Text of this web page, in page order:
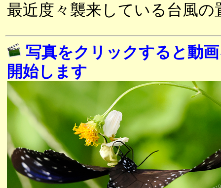
最近度々襲来している台風
写真をクリックすると動
開始します